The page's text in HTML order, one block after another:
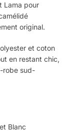
Lama pour
original.
et coton
en restant chic,
robe sud-
Blanc